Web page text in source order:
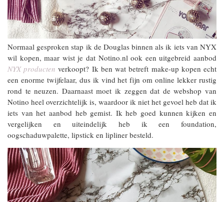
Normaal gesproken stap ik de Douglas binnen als ik iets van NYX
wil kopen, maar wist je dat Notino.nl ook een uitgebreid aanbod
NYX producten verkoopt? Ik ben wat betreft make-up kopen echt
een enorme twijfelaar, dus ik vind het fijn om online lekker rustig
rond te neuzen. Daarnaast moet ik zeggen dat de webshop van
Notino heel overzichtelijk is, waardoor ik niet het gevoel heb dat ik
iets van het aanbod heb gemist. Ik heb goed kunnen kijken en
vergelijken en uiteindelijk heb ik een foundation,
oogschaduwpalette, lipstick en lipliner besteld.